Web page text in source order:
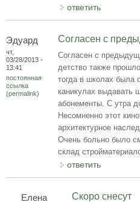
ответить
Эдуард
чт,
03/28/2013 -
13:41
постоянная
ссылка
(permalink)
Согласен с
Согласен с
детство также
тогда в школах была
каникулах выдавать
абонементы. С утра
Несомненно этот
архитектурное
Очень больно было
склад
ответить
Елена Скоро снесут